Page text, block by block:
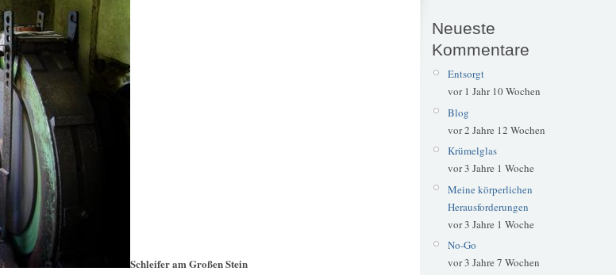
Schleifer am Großen Stein
Neueste
Kommentare
Entsorgt
vor 1 Jahr 10 Wochen
Blog
vor 2 Jahre 12 Wochen
Krümelglas
vor 3 Jahre 1 Woche
Meine körperlichen
Herausforderungen
vor 3 Jahre 1 Woche
No-Go
vor 3 Jahre 7 Wochen